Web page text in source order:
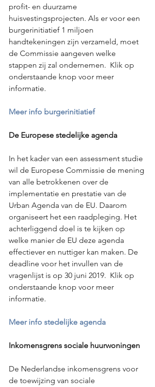
profit- en duurzame
huisvestingsprojecten. Als er voor een
burgerinitiatief 1 miljoen
handtekeningen zijn verzameld, moet
de Commissie aangeven welke
stappen zij zal ondernemen.  Klik op
onderstaande knop voor meer
informatie.
Meer info burgerinitiatief
De Europese stedelijke agenda
In het kader van een assessment studie
wil de Europese Commissie de mening
van alle betrokkenen over de
implementatie en prestatie van de
Urban Agenda van de EU. Daarom
organiseert het een raadpleging. Het
achterliggend doel is te kijken op
welke manier de EU deze agenda
effectiever en nuttiger kan maken. De
deadline voor het invullen van de
vragenlijst is op 30 juni 2019.  Klik op
onderstaande knop voor meer
informatie.
Meer info stedelijke agenda
Inkomensgrens sociale huurwoningen
De Nederlandse inkomensgrens voor
de toewijzing van sociale